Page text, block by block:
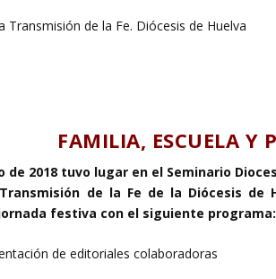
FAMILIA, ESCUELA Y
de 2018 tuvo lugar en el Seminario
de la Fe de la Diócesis de
festiva con el siguiente programa:
de editoriales colaboradoras